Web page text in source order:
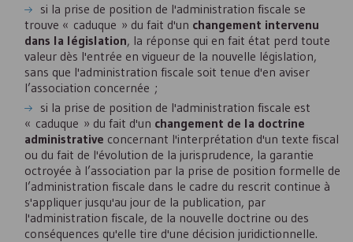
si la prise de position de l'administration fiscale se
trouve « caduque » du fait d'un changement intervenu
dans la législation, la réponse qui en fait état perd toute
valeur dès l'entrée en vigueur de la nouvelle législation,
sans que l'administration fiscale soit tenue d'en aviser
l’association concernée ;
si la prise de position de l'administration fiscale est
« caduque » du fait d'un changement de la doctrine
administrative concernant l'interprétation d'un texte fiscal
ou du fait de l'évolution de la jurisprudence, la garantie
octroyée à l’association par la prise de position formelle de
l’administration fiscale dans le cadre du rescrit continue à
s'appliquer jusqu'au jour de la publication, par
l'administration fiscale, de la nouvelle doctrine ou des
conséquences qu'elle tire d'une décision juridictionnelle.